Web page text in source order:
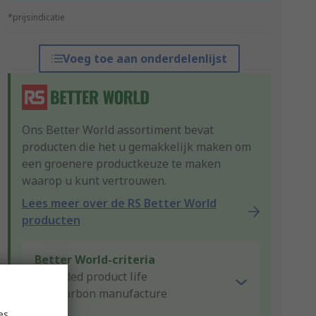
*prijsindicatie
Voeg toe aan onderdelenlijst
Ons Better World assortiment bevat
producten die het u gemakkelijk maken om
een groenere productkeuze te maken
waarop u kunt vertrouwen.
Lees meer over de RS Better World
producten
Better World-criteria
Extended product life
Low carbon manufacture